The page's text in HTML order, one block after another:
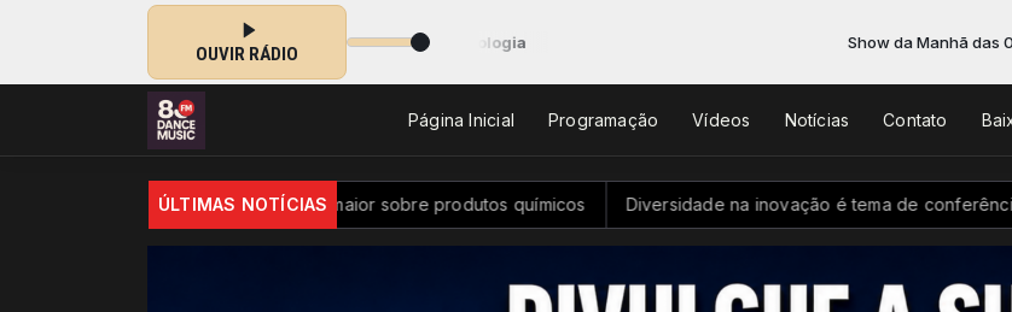
OUVIR RÁDIO
Tocando agora: Pelleggi-psicologia Show da Manhã das 07:00 às
Página Inicial Programação Vídeos Notícias Contato
ÚLTIMAS NOTÍCIAS
passa a ter controle maior sobre produtos químicos Diversidade na inovação é tema de conferência de ciência e